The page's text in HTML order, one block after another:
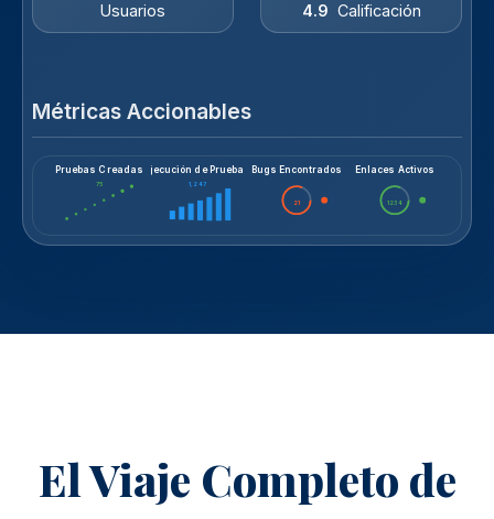
Usuarios 4.9 Calificación
Métricas Accionables
Pruebas Creadas
75
Ejecución de Pruebas
1,247
Bugs Encontrados
21
Enlaces Activos
1234
El Viaje Completo de